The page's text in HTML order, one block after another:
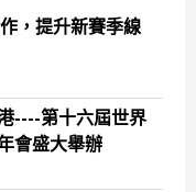
，提升新賽季線
----第十六屆世界
會盛大舉辦